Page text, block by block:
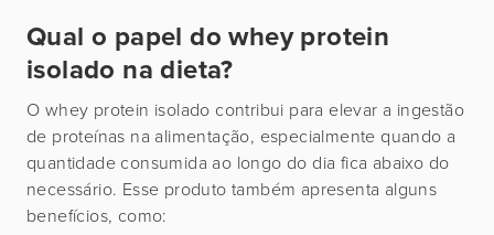
Qual o papel do whey protein
isolado na dieta?
O whey protein isolado contribui para elevar a ingestão
de proteínas na alimentação, especialmente quando a
quantidade consumida ao longo do dia fica abaixo do
necessário. Esse produto também apresenta alguns
benefícios, como: